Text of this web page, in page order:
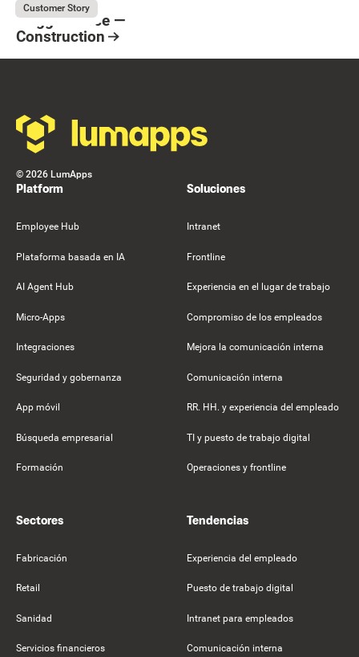
July 31, 2026
Customer Story
Flagger Force
Flagger Force —
Construction
© 2026 LumApps
Platform
Employee Hub
Plataforma basada en IA
AI Agent Hub
Micro-Apps
Integraciones
Seguridad y gobernanza
App móvil
Búsqueda empresarial
Formación
Soluciones
Intranet
Frontline
Experiencia en el lugar de trabajo
Compromiso de los empleados
Mejora la comunicación interna
Comunicación interna
RR. HH. y experiencia del empleado
TI y puesto de trabajo digital
Operaciones y frontline
Sectores
Fabricación
Retail
Sanidad
Servicios financieros
Tendencias
Experiencia del empleado
Puesto de trabajo digital
Intranet para empleados
Comunicación interna